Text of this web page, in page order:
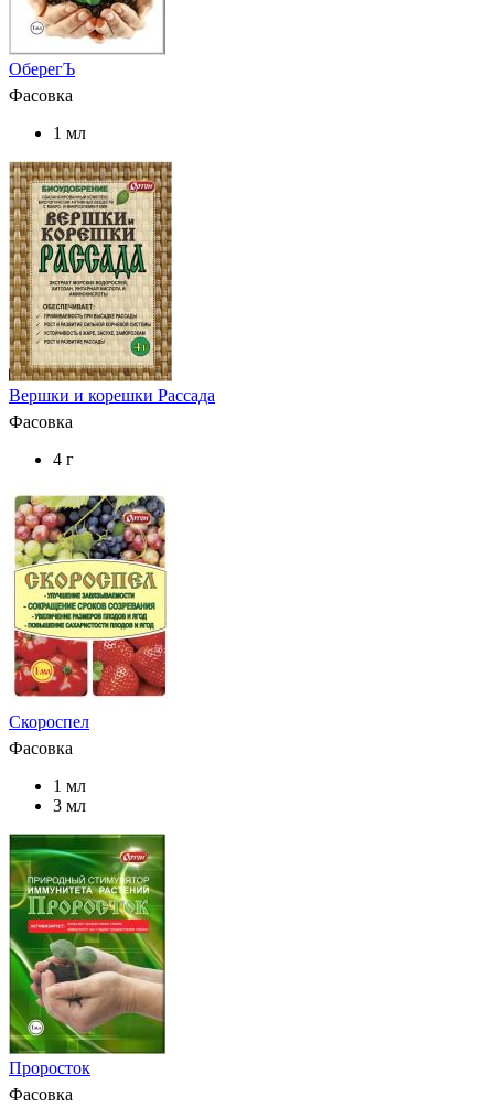
ОберегЪ
Фасовка
1 мл
Вершки и корешки Рассада
Фасовка
4 г
Скороспел
Фасовка
1 мл
3 мл
Проросток
Фасовка